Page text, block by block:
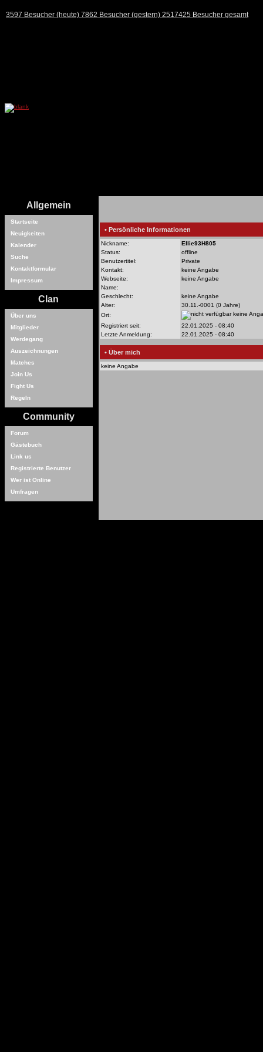
3597 Besucher (heute) 7862 Besucher (gestern) 2517425 Besucher gesamt
Allgemein
Startseite
Neuigkeiten
Kalender
Suche
Kontaktformular
Impressum
Clan
Über uns
Mitglieder
Werdegang
Auszeichnungen
Matches
Join Us
Fight Us
Regeln
Community
Forum
Gästebuch
Link us
Registrierte Benutzer
Wer ist Online
Umfragen
• Persönliche Informationen
Nickname:
Ellie93H805
Status:
offline
Benutzertitel:
Private
Kontakt:
keine Angabe
Webseite:
keine Angabe
Name:
Geschlecht:
keine Angabe
Alter:
30.11.-0001 (0 Jahre)
Ort:
keine
Registriert seit:
22.01.2025 - 08:40
Letzte Anmeldung:
22.01.2025 - 08:40
• Über mich
keine Angabe